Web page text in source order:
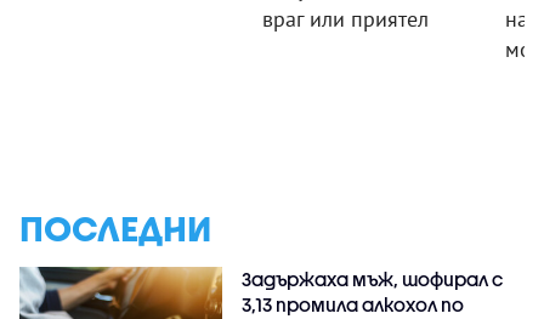
враг или приятел
на
ПОСЛЕДНИ
Задържаха мъж, шофирал с
3,13 промила алкохол по